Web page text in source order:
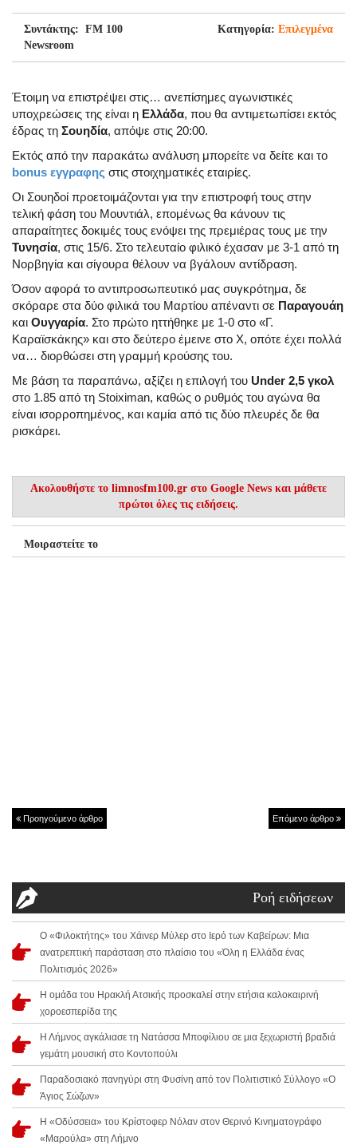
Συντάκτης: FM 100
Newsroom
Κατηγορία: Επιλεγμένα
Έτοιμη να επιστρέψει στις… ανεπίσημες αγωνιστικές
υποχρεώσεις της είναι η Ελλάδα, που θα αντιμετωπίσει εκτός
έδρας τη Σουηδία, απόψε στις 20:00.
Εκτός από την παρακάτω ανάλυση μπορείτε να δείτε και το
bonus εγγραφης στις στοιχηματικές εταιρίες.
Οι Σουηδοί προετοιμάζονται για την επιστροφή τους στην
τελική φάση του Μουντιάλ, επομένως θα κάνουν τις
απαραίτητες δοκιμές τους ενόψει της πρεμιέρας τους με την
Τυνησία, στις 15/6. Στο τελευταίο φιλικό έχασαν με 3-1 από τη
Νορβηγία και σίγουρα θέλουν να βγάλουν αντίδραση.
Όσον αφορά το αντιπροσωπευτικό μας συγκρότημα, δε
σκόραρε στα δύο φιλικά του Μαρτίου απέναντι σε Παραγουάη
και Ουγγαρία. Στο πρώτο ηττήθηκε με 1-0 στο «Γ.
Καραϊσκάκης» και στο δεύτερο έμεινε στο Χ, οπότε έχει πολλά
να… διορθώσει στη γραμμή κρούσης του.
Με βάση τα παραπάνω, αξίζει η επιλογή του Under 2,5 γκολ
στο 1.85 από τη Stoiximan, καθώς ο ρυθμός του αγώνα θα
είναι ισορροπημένος, και καμία από τις δύο πλευρές δε θα
ρισκάρει.
Ακολουθήστε το limnosfm100.gr στο Google News και μάθετε
πρώτοι όλες τις ειδήσεις.
Μοιραστείτε το
Προηγούμενο άρθρο Επόμενο άρθρο
Ροή ειδήσεων
Ο «Φιλοκτήτης» του Χάινερ Μύλερ στο Ιερό των Καβείρων: Μια
ανατρεπτική παράσταση στο πλαίσιο του «Όλη η Ελλάδα ένας
Πολιτισμός 2026»
Η ομάδα του Ηρακλή Ατσικής προσκαλεί στην ετήσια καλοκαιρινή
χοροεσπερίδα της
Η Λήμνος αγκάλιασε τη Νατάσσα Μποφίλιου σε μια ξεχωριστή βραδιά
γεμάτη μουσική στο Κοντοπούλι
Παραδοσιακό πανηγύρι στη Φυσίνη από τον Πολιτιστικό Σύλλογο «Ο
Άγιος Σώζων»
Η «Οδύσσεια» του Κρίστοφερ Νόλαν στον Θερινό Κινηματογράφο
«Μαρούλα» στη Λήμνο